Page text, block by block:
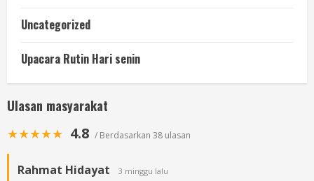
Uncategorized
Upacara Rutin Hari senin
Ulasan masyarakat
★★★★★ 4.8 / Berdasarkan 38 ulasan
Rahmat Hidayat 3 minggu lalu